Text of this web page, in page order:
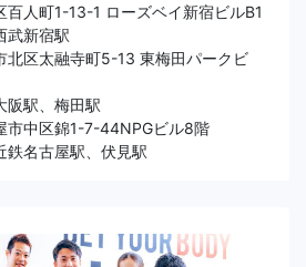
町1-13-1 ローズベイ新宿ビルB1
新宿駅
区太融寺町5-13 東梅田パークビ
、梅田駅
中区錦1-7-44NPGビル8階
古屋駅、伏見駅